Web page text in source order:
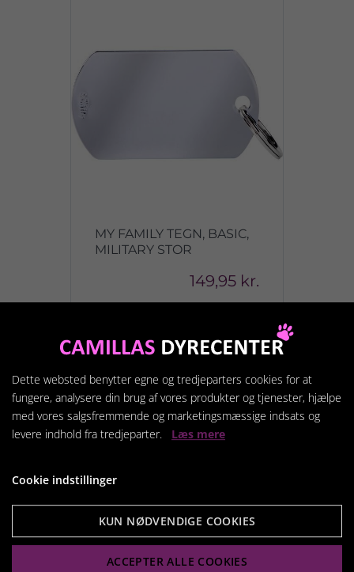
MY FAMILY TEGN, BASIC,
MILITARY STOR
149,95 kr.
Vis produkt
Dette websted benytter egne og tredjeparters cookies for at
fungere, analysere din brug af vores produkter og tjenester, hjælpe
med vores salgsfremmende og marketingsmæssige indsats og
levere indhold fra tredjeparter. Læs mere
Cookie indstillinger
KUN NØDVENDIGE COOKIES
ACCEPTER ALLE COOKIES